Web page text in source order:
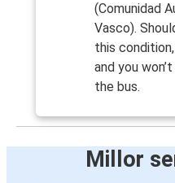
(Comunidad
Vasco).
this
and you
the bus.
Millor